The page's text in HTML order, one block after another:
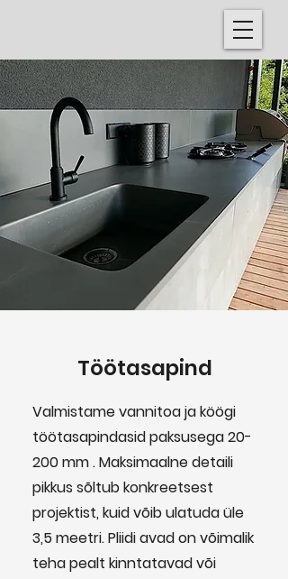
Töötasapind
Valmistame vannitoa ja köögi
töötasapindasid paksusega 20-
200 mm . Maksimaalne detaili
pikkus sõltub konkreetsest
projektist, kuid võib ulatuda üle
3,5 meetri. Pliidi avad on võimalik
teha pealt kinntatavad või